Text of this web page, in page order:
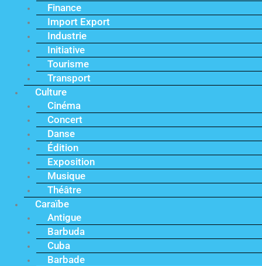
Finance
Import Export
Industrie
Initiative
Tourisme
Transport
Culture
Cinéma
Concert
Danse
Édition
Exposition
Musique
Théâtre
Caraïbe
Antigue
Barbuda
Cuba
Barbade